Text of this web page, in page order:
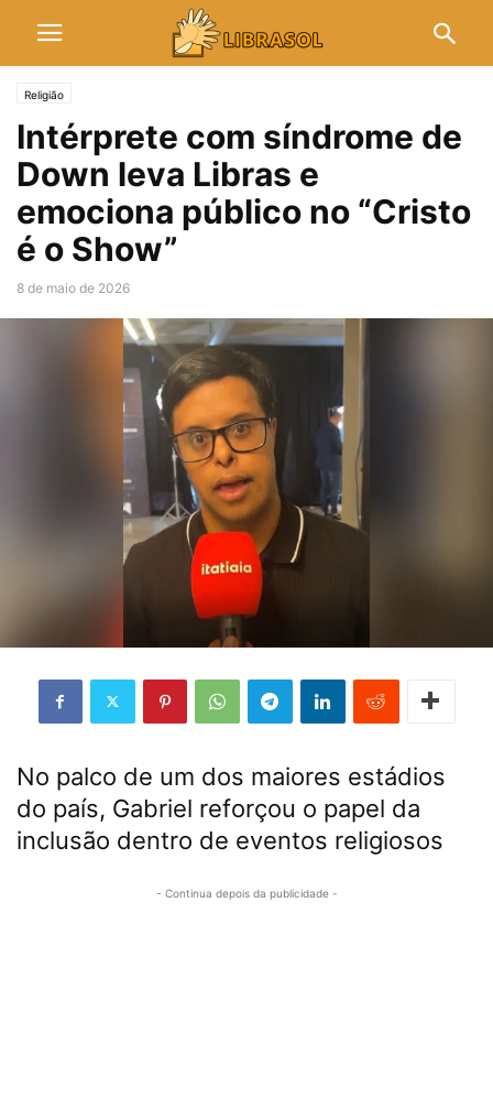
Religião
Intérprete com síndrome de
Down leva Libras e
emociona público no “Cristo
é o Show”
8 de maio de 2026
No palco de um dos maiores estádios
do país, Gabriel reforçou o papel da
inclusão dentro de eventos religiosos
- Continua depois da publicidade -